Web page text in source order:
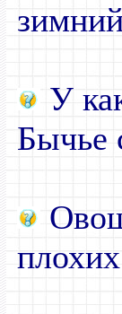
У
Бычье